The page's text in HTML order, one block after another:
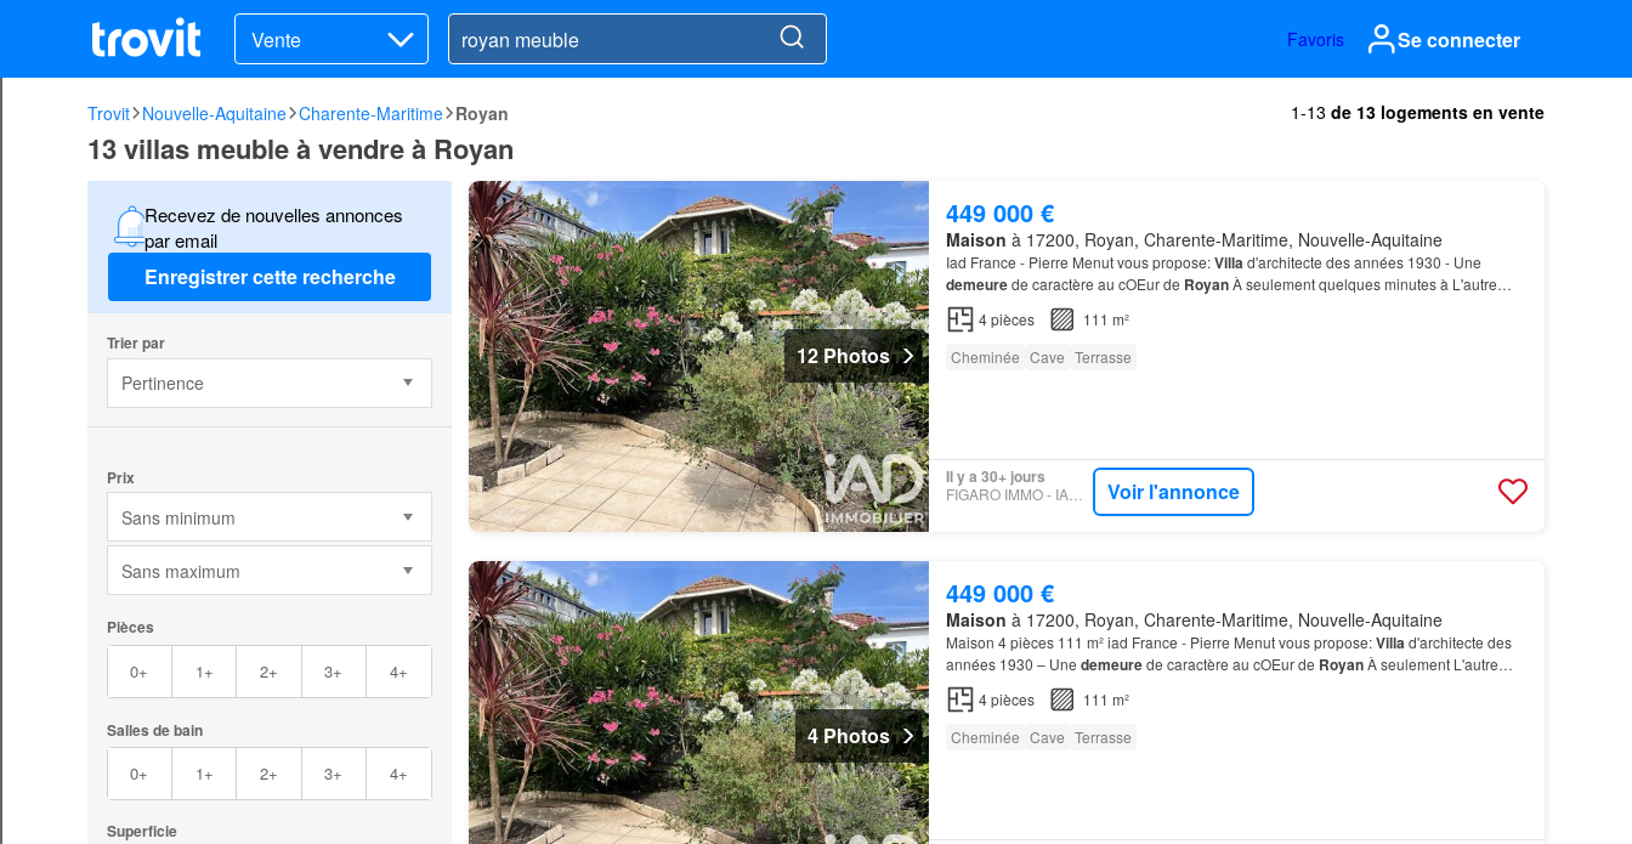
Vente Favoris Se connecter
Trovit Nouvelle-Aquitaine Charente-Maritime Royan 1-13 de 13 logements en vente
13 villas meuble à vendre à Royan
Recevez de nouvelles annonces
par email
Enregistrer cette recherche
Trier par
Pertinence
Prix
Sans minimum
Sans maximum
Pièces
0+ 1+ 2+ 3+ 4+
Salles de bain
0+ 1+ 2+ 3+ 4+
Superficie
12 Photos
449 000 €
Maison à 17200, Royan, Charente-Maritime, Nouvelle-Aquitaine
Iad France - Pierre Menut vous propose:Villad'architecte des années 1930 - Une
demeurede caractère au cOEur de RoyanÀ seulement quelques minutes à L'autre
véritable atout reside dans son sous-sol de 48 m², déjà
4pièces
111 m²
Cheminée Cave Terrasse
Il y a 30+ jours
FIGARO IMMO - IAD FRANCE Voir l'annonce
4 Photos
449 000 €
Maison à 17200, Royan, Charente-Maritime, Nouvelle-Aquitaine
Maison 4 pièces 111 m² iad France - Pierre Menut vous propose:Villad'architecte des
années 1930 – Une demeurede caractère au cOEur de RoyanÀ seulement L'autre
véritable atout reside dans son sous-sol de 48 m², déjà équipé…
4pièces
111 m²
Cheminée Cave Terrasse